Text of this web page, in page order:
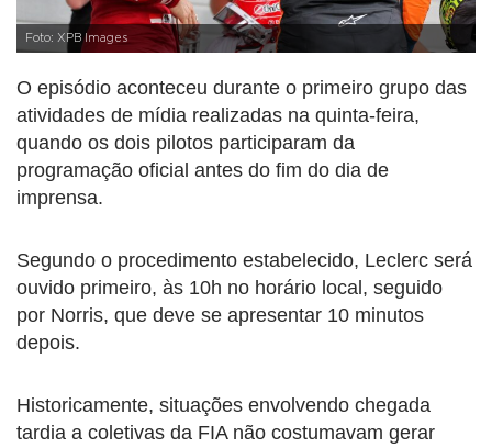
Foto: XPB Images
O episódio aconteceu durante o primeiro grupo das
atividades de mídia realizadas na quinta-feira,
quando os dois pilotos participaram da
programação oficial antes do fim do dia de
imprensa.
Segundo o procedimento estabelecido, Leclerc será
ouvido primeiro, às 10h no horário local, seguido
por Norris, que deve se apresentar 10 minutos
depois.
Historicamente, situações envolvendo chegada
tardia a coletivas da FIA não costumavam gerar